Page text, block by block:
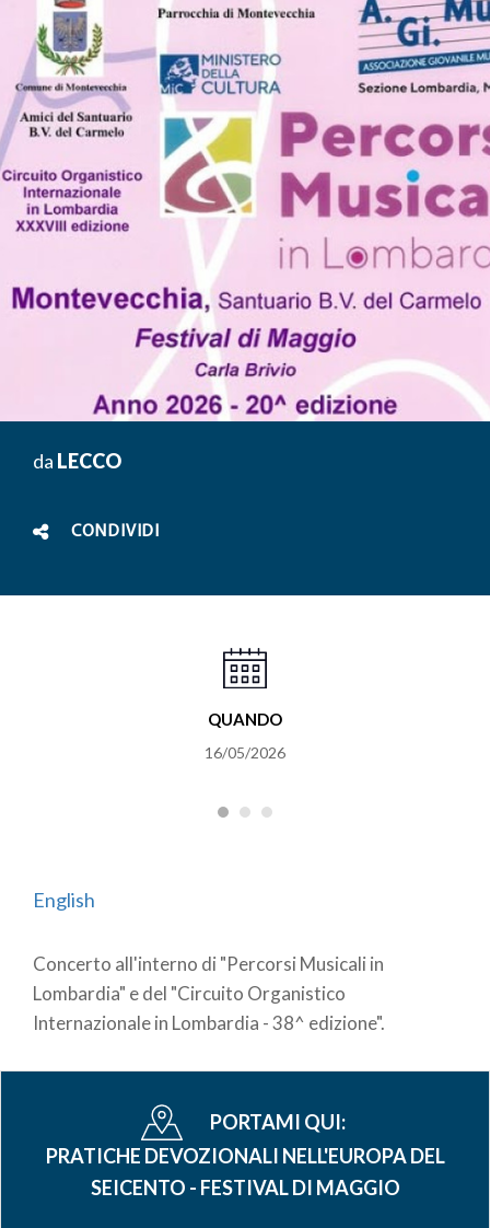
da LECCO
CONDIVIDI
QUANDO
16/05/2026
English
Concerto all'interno di "Percorsi Musicali in
Lombardia" e del "Circuito Organistico
Internazionale in Lombardia - 38^ edizione".
PORTAMI QUI:
PRATICHE DEVOZIONALI NELL'EUROPA DEL
SEICENTO - FESTIVAL DI MAGGIO